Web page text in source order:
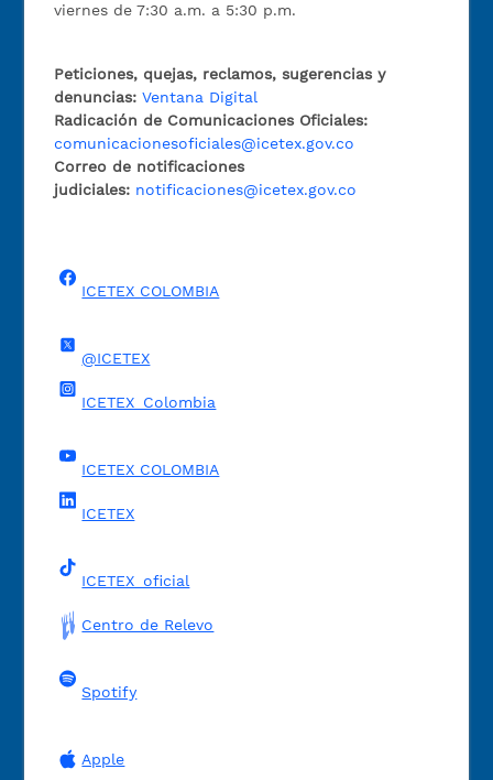
viernes de 7:30 a.m. a 5:30 p.m.
Peticiones, quejas, reclamos, sugerencias y
denuncias: Ventana Digital
Radicación de Comunicaciones Oficiales:
comunicacionesoficiales@icetex.gov.co
Correo de notificaciones
judiciales: notificaciones@icetex.gov.co
ICETEX COLOMBIA
@ICETEX
ICETEX_Colombia
ICETEX COLOMBIA
ICETEX
ICETEX_oficial
Centro de Relevo
Spotify
Apple